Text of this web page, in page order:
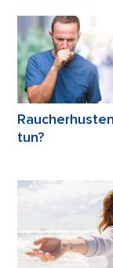
tun?